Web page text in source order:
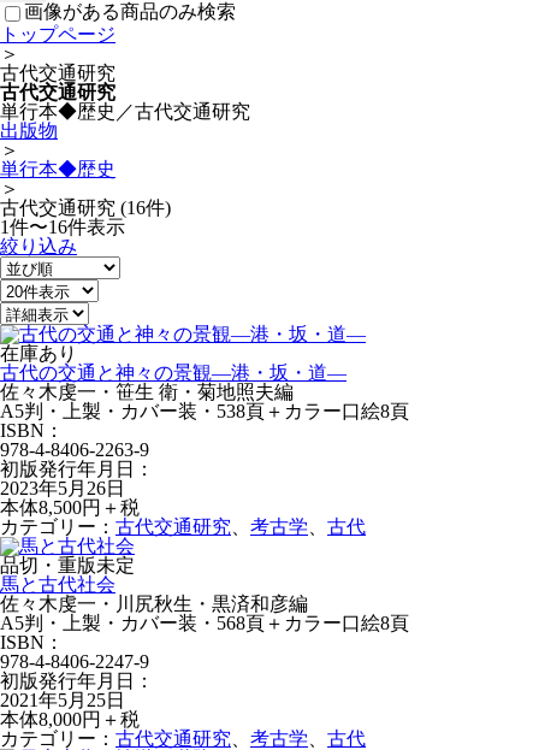
画像がある商品のみ検索
トップページ
＞
古代交通研究
古代交通研究
単行本◆歴史／古代交通研究
出版物
＞
単行本◆歴史
＞
古代交通研究 (16件)
1件〜16件表示
絞り込み
在庫あり
古代の交通と神々の景観—港・坂・道—
佐々木虔一・笹生 衛・菊地照夫編
A5判・上製・カバー装・538頁＋カラー口絵8頁
ISBN：
978-4-8406-2263-9
初版発行年月日：
2023年5月26日
本体8,500円＋税
カテゴリー： 古代交通研究 考古学
古代
品切・重版未定
馬と古代社会
佐々木虔一・川尻秋生・黒済和彦編
A5判・上製・カバー装・568頁＋カラー口絵8頁
ISBN：
978-4-8406-2247-9
初版発行年月日：
2021年5月25日
本体8,000円＋税
カテゴリー： 古代交通研究 考古学
古代